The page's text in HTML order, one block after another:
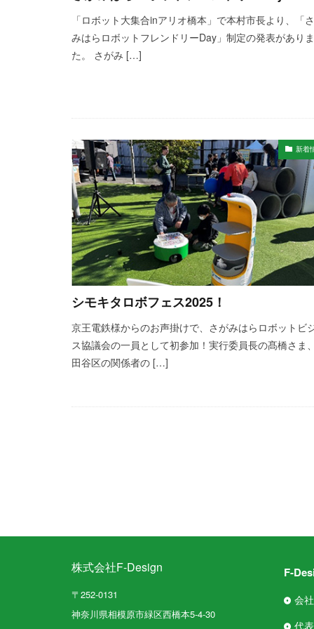
「ロボット大集合inアリオ橋本」で本村市長より、「
みはらロボットフレンドリーDay」制定の発表があり
た。 さがみ […]
新着
シモキタロボフェス2025！
京王電鉄様からのお声掛けで、さがみはらロボットビ
ス協議会の一員として初参加！実行委員長の髙橋さま
田谷区の関係者の […]
株式会社F-Design
〒252-0131
神奈川県相模原市緑区西橋本5-4-30
F-
会
代